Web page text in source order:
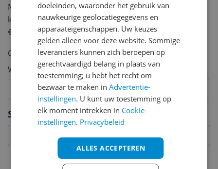
Specificaties
Belangrijkste kenmerken
Met jouw mening help je andere bezoekers een betere
keuze te maken én maak je iedere maand kans op
€250,-!
Klik hier voor de actievoorwaarden.
Cijfer
Welk cijfer geef jij dit product?
7
6
5
4
3
2
Vraag 1 van 4
doeleinden, waaronder het gebruik van
nauwkeurige geolocatiegegevens en
apparaateigenschappen. Uw keuzes
gelden alleen voor deze website. Sommige
leveranciers kunnen zich beroepen op
gerechtvaardigd belang in plaats van
toestemming; u hebt het recht om
bezwaar te maken inAdvertentie-
instellingen. U kunt uw toestemming op
elk moment intrekken in Cookie-
instellingen. Privacybeleid
ALLES ACCEPTEREN